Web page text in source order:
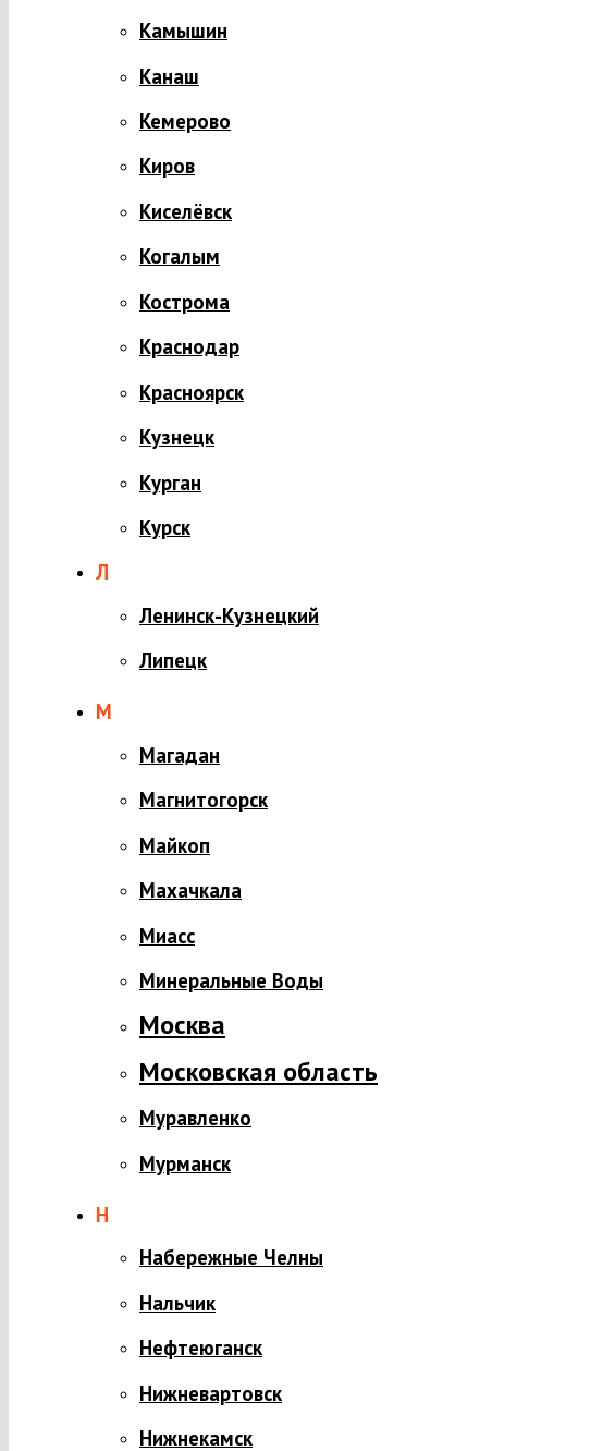
Камышин
Канаш
Кемерово
Киров
Киселёвск
Когалым
Кострома
Краснодар
Красноярск
Кузнецк
Курган
Курск
Л
Ленинск-Кузнецкий
Липецк
М
Магадан
Магнитогорск
Майкоп
Махачкала
Миасс
Минеральные Воды
Москва
Московская область
Муравленко
Мурманск
Н
Набережные Челны
Нальчик
Нефтеюганск
Нижневартовск
Нижнекамск